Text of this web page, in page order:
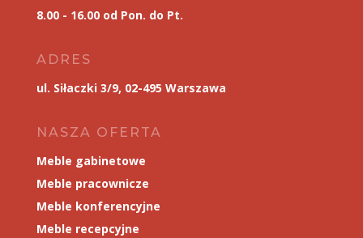
8.00 - 16.00 od Pon. do Pt.
ADRES
ul. Siłaczki 3/9, 02-495 Warszawa
NASZA OFERTA
Meble gabinetowe
Meble pracownicze
Meble konferencyjne
Meble recepcyjne